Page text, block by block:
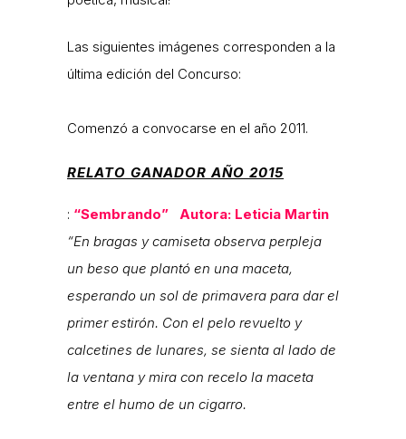
Las siguientes imágenes corresponden a la
última edición del Concurso:
Comenzó a convocarse en el año 2011.
RELATO GANADOR AÑO 2015
: “Sembrando” Autora: Leticia Martin
“En bragas y camiseta observa perpleja
un beso que plantó en una maceta,
esperando un sol de primavera para dar el
primer estirón. Con el pelo revuelto y
calcetines de lunares, se sienta al lado de
la ventana y mira con recelo la maceta
entre el humo de un cigarro.